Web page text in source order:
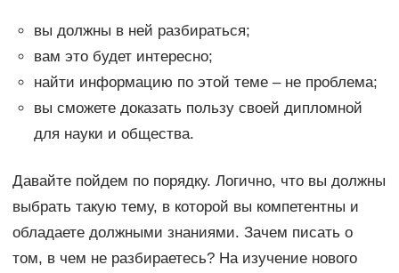
вы должны в ней разбираться;
вам это будет интересно;
найти информацию по этой теме – не проблема;
вы сможете доказать пользу своей дипломной
для науки и общества.
Давайте пойдем по порядку. Логично, что вы должны
выбрать такую тему, в которой вы компетентны и
обладаете должными знаниями. Зачем писать о
том, в чем не разбираетесь? На изучение нового